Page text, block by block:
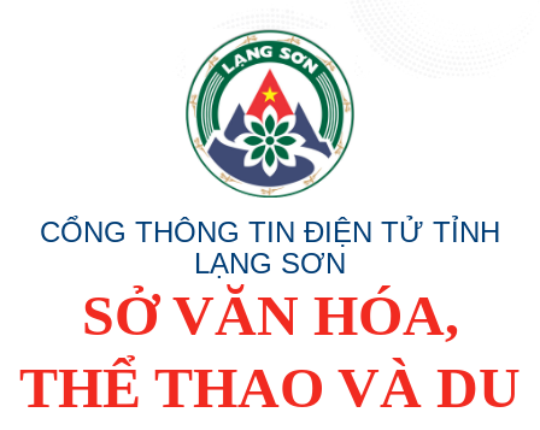
CỔNG THÔNG TIN ĐIỆN TỬ TỈNH
LẠNG SƠN
SỞ VĂN HÓA,
THỂ THAO VÀ DU